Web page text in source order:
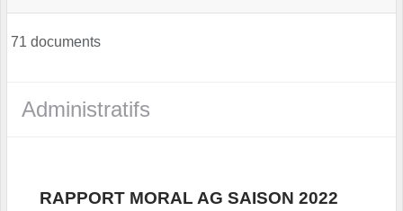
71 documents
Administratifs
RAPPORT MORAL AG SAISON 2022